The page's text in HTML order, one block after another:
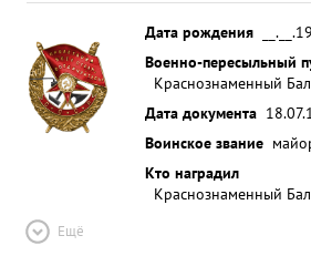
Дата рождения
Военно-пересыльный
Краснознаменный
Дата документа
Воинское звание
Кто наградил
Краснознаменный
Ещё